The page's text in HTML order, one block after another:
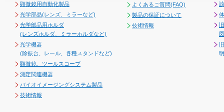
顕微鏡用自動化製品
光学部品(レンズ、ミラーなど)
光学部品用ホルダ
(レンズホルダ、ミラーホルダなど)
光学機器
(除振台、レール、各種スタンドなど)
顕微鏡、ツールスコープ
測定関連機器
バイオイメージングシステム製品
技術情報
よくあるご質問(FAQ)
製品の保証について
技術情報